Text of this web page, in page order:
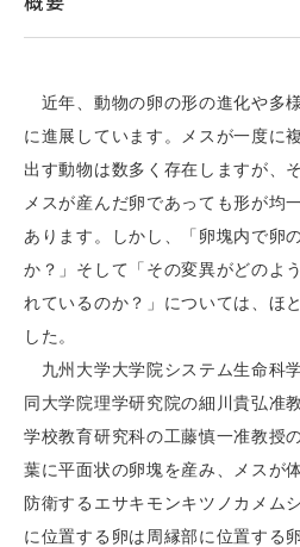
近年、動物の卵の形の進化や多
に進展しています。メスが一度に
出す動物は数多く存在しますが、
メスが産んだ卵であっても形が均
あります。しかし、「卵塊内で卵
か？」そして「その変異がどのよ
れているのか？」については、ほ
した。
九州大学大学院システム生命科
同大学院理学研究院の細川貴弘准
学校教育研究科の工藤慎一准教授
葉に平面状の卵塊を産み、メスが
防衛するエサキモンキツノカメム
に位置する卵は周縁部に位置する